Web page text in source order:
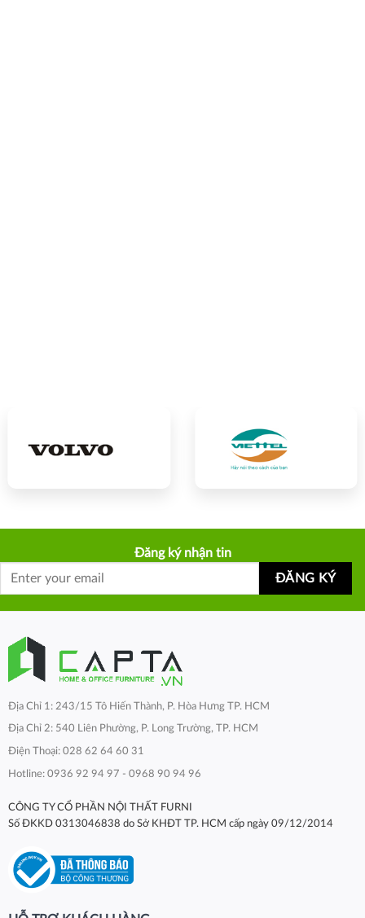
Đăng ký nhận tin
Địa Chỉ 1: 243/15 Tô Hiến Thành, P. Hòa Hưng TP. HCM
Địa Chỉ 2: 540 Liên Phường, P. Long Trường, TP. HCM
Điện Thoại: 028 62 64 60 31
Hotline: 0936 92 94 97 - 0968 90 94 96
CÔNG TY CỔ PHẦN NỘI THẤT FURNI
Số ĐKKD 0313046838 do Sở KHĐT TP. HCM cấp ngày 09/12/2014